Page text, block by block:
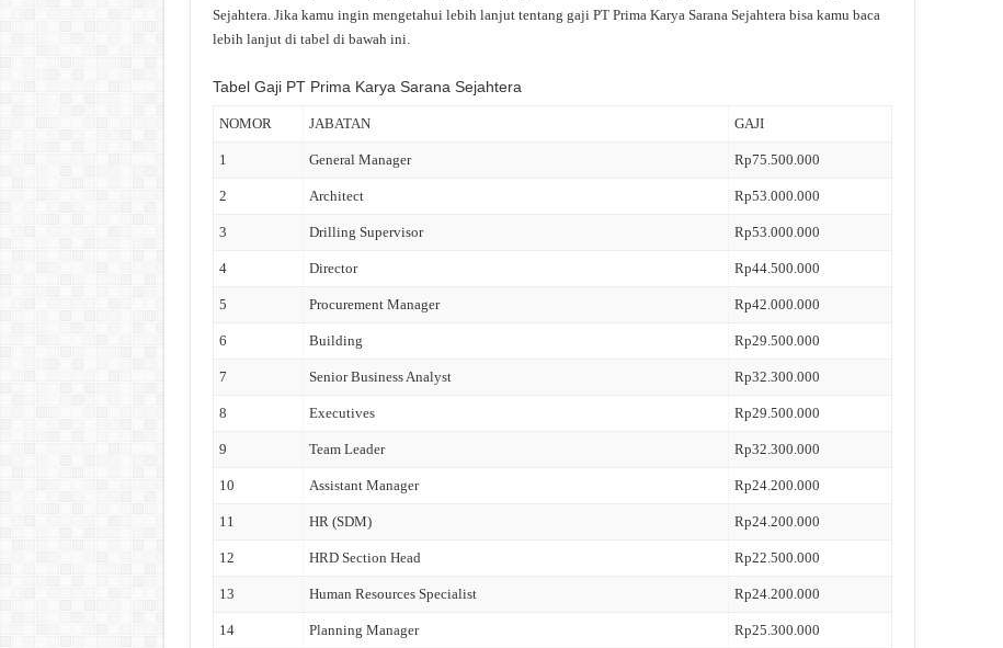
Sejahtera. Jika kamu ingin mengetahui lebih lanjut tentang gaji PT Prima Karya Sarana Sejahtera bisa kamu baca
lebih lanjut di tabel di bawah ini.
Tabel Gaji PT Prima Karya Sarana Sejahtera
NOMOR JABATAN GAJI
1 General Manager Rp75.500.000
2 Architect Rp53.000.000
3 Drilling Supervisor Rp53.000.000
4 Director Rp44.500.000
5 Procurement Manager Rp42.000.000
6 Building Rp29.500.000
7 Senior Business Analyst Rp32.300.000
8 Executives Rp29.500.000
9 Team Leader Rp32.300.000
10 Assistant Manager Rp24.200.000
11 HR (SDM) Rp24.200.000
12 HRD Section Head Rp22.500.000
13 Human Resources Specialist Rp24.200.000
14 Planning Manager Rp25.300.000